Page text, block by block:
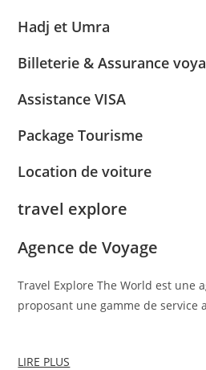
Hadj et Umra
Billeterie & Assurance
Assistance VISA
Package Tourisme
Location de voiture
travel explore
Agence de Voyage
Travel Explore The World est une
proposant une gamme de service
LIRE PLUS